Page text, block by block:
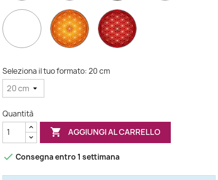
Giallo Arancione
Seleziona il tuo formato: 20 cm
Quantità
 AGGIUNGI AL CARRELLO
 Consegna entro 1 settimana